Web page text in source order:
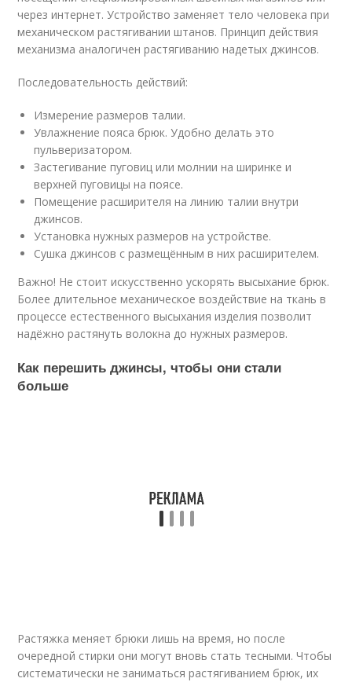
через интернет. Устройство заменяет тело человека при
механическом растягивании штанов. Принцип действия
механизма аналогичен растягиванию надетых джинсов.
Последовательность действий:
Измерение размеров талии.
Увлажнение пояса брюк. Удобно делать это
пульверизатором.
Застегивание пуговиц или молнии на ширинке и
верхней пуговицы на поясе.
Помещение расширителя на линию талии внутри
джинсов.
Установка нужных размеров на устройстве.
Сушка джинсов с размещённым в них расширителем.
Важно! Не стоит искусственно ускорять высыхание брюк.
Более длительное механическое воздействие на ткань в
процессе естественного высыхания изделия позволит
надёжно растянуть волокна до нужных размеров.
Как перешить джинсы, чтобы они стали
больше
Растяжка меняет брюки лишь на время, но после
очередной стирки они могут вновь стать тесными. Чтобы
систематически не заниматься растягиванием брюк, их